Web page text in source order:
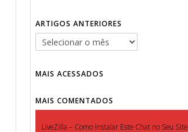
ARTIGOS ANTERIORES
MAIS ACESSADOS
MAIS COMENTADOS
LiveZilla – Como Instalar Este Chat no Seu Site